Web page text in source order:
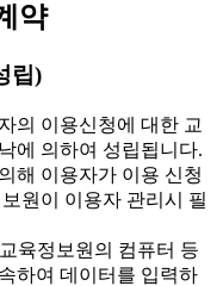
약
립)
의 이용신청에 대한 교
에 의하여 성립됩니다.
해 이용자가 이용 신청
원이 이용자 관리시 필
육정보원의 컴퓨터 등
하여 데이터를 입력하